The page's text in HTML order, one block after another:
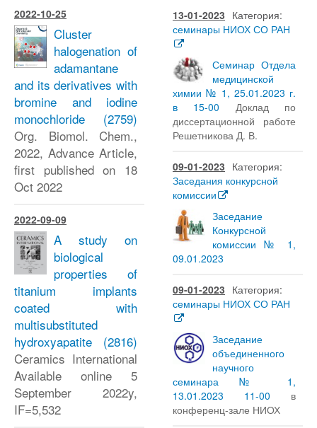
2022-10-25
Cluster
halogenation of
adamantane
and its derivatives with
bromine and iodine
monochloride (2759)
Org. Biomol. Chem.,
2022, Advance Article,
first published on 18
Oct 2022
2022-09-09
A study on
biological
properties of
titanium implants
coated with
multisubstituted
hydroxyapatite (2816)
Ceramics International
Available online 5
September 2022y,
IF=5,532
13-01-2023 Категория:
семинары НИОХ СО РАН
Семинар Отдела
медицинской
химии № 1, 25.01.2023 г.
в 15-00 Доклад по
диссертационной работе
Решетникова Д. В.
09-01-2023 Категория:
Заседания конкурсной
комиссии
Заседание
Конкурсной
комиссии № 1,
09.01.2023
09-01-2023 Категория:
семинары НИОХ СО РАН
Заседание
объединенного
научного
семинара № 1,
13.01.2023 11-00 в
конференц-зале НИОХ